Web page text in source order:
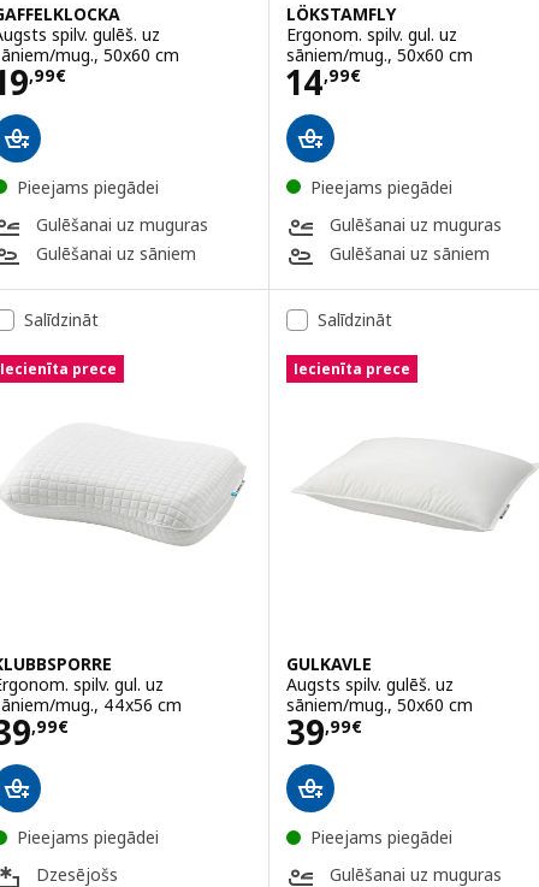
spilv. gulēš. uz
mug., 50x60 cm
,99€ 19,99€
Pieejams piegādei
Gulēšanai uz muguras
Gulēšanai uz sāniem
LÖKSTAMFLY
Ergonom. spilv. gul. uz
sāniem/mug., 50x60 cm
14,99€
Cena 14,99€
Pieejams piegādei
Gulēšanai uz muguras
Gulēšanai uz sāniem
Salīdzināt
Iecienīta prece
spilv. gul. uz
mug., 44x56 cm
,99€39,99€
Pieejams piegādei
Dzesējošs
Salīdzināt
Iecienīta prece
GULKAVLE
Augsts spilv. gulēš. uz
sāniem/mug., 50x60 cm
39,99€
Cena 39,99€
Pieejams piegādei
Gulēšanai uz muguras